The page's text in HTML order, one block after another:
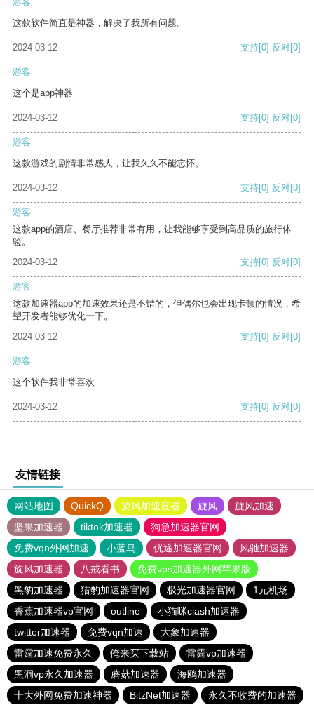
这款软件简直是神器，解决了我所有问题。
2024-03-12 支持[0] 反对[0]
游客
这个是app神器
2024-03-12 支持[0] 反对[0]
游客
这款游戏的剧情非常感人，让我久久不能忘怀。
2024-03-12 支持[0] 反对[0]
游客
这款app的酒店、餐厅推荐非常有用，让我能够享受到高品质的旅行体
验。
2024-03-12
支持[0] 反对[0]
游客
这款加速器app的加速效果还是不错的，但偶尔也会出现卡顿的情况，希
望开发者能够优化一下。
2024-03-12
支持[0] 反对[0]
游客
这个软件我非常喜欢
2024-03-12 支持[0] 反对[0]
友情链接
网站地图 QuickQ 旋风加速度器 旋风
旋风加速
坚果加速器
tiktok加速器
狗急加速器官网
免费vqn外网加速
小蓝鸟 优途加速器官网
风驰加速器
旋风加速器
八戒看书
免费vps加速器外网苹果版
黑豹加速器
猎豹加速器官网 极光加速器官网
1元机场
香蕉加速器vp官网
outline
小猫咪ciash加速器
twitter加速器
免费vqn加速
大象加速器
雷霆加速免费永久
俺来买下载站
雷霆vp加速器
黑洞vp永久加速器
蘑菇加速器
海鸥加速器
十大外网免费加速神器
BitzNet加速器 永久不收费的加速器